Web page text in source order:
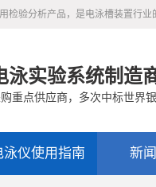
检验分析产品，是电泳槽装置行业
泳实验系统制造
重点供应商，多次中标世界
泳仪使用指南 新